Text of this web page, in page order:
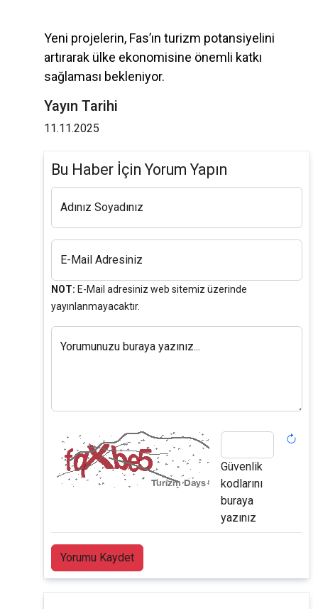
Yeni projelerin, Fas’ın turizm potansiyelini
artırarak ülke ekonomisine önemli katkı
sağlaması bekleniyor.
Yayın Tarihi
11.11.2025
Bu Haber İçin Yorum Yapın
Adınız Soyadınız
E-Mail Adresiniz
NOT: E-Mail adresiniz web sitemiz üzerinde
yayınlanmayacaktır.
Yorumunuzu buraya yazınız...
Güvenlik
kodlarını
buraya
yazınız
Yorumu Kaydet